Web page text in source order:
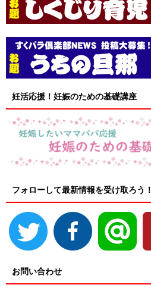
妊活応援！妊娠のための基礎講座
フォローして最新情報を受け取ろう！
お問い合わせ